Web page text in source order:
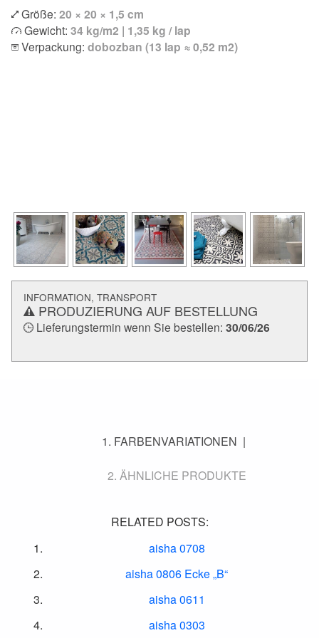
Größe: 20 × 20 × 1,5 cm
Gewicht: 34 kg/m2 | 1,35 kg / lap
Verpackung: dobozban (13 lap ≈ 0,52 m2)
INFORMATION, TRANSPORT
PRODUZIERUNG AUF BESTELLUNG
Lieferungstermin wenn Sie bestellen: 30/06/26
FARBENVARIATIONEN
ÄHNLICHE PRODUKTE
RELATED POSTS:
aisha 0708
aisha 0806 Ecke „B“
aisha 0611
aisha 0303